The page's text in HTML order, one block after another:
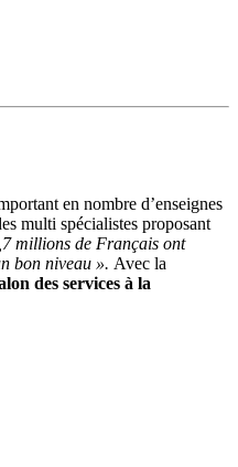
en nombre d’enseignes
multi spécialistes proposant
millions de Français ont
bon niveau ». Avec la
des services à la